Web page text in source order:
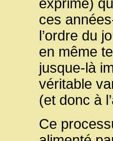
exprimé)
ces
l’ordre du
en même
jusque-là
véritable
(et donc à
Ce